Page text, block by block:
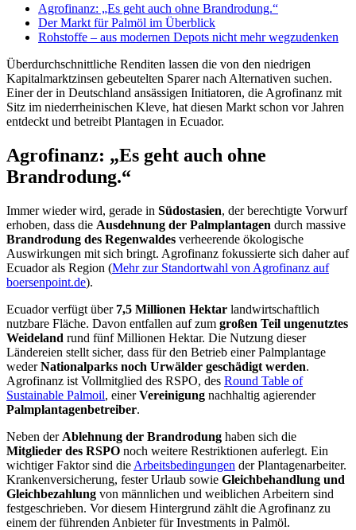
Agrofinanz: „Es geht auch ohne Brandrodung.“
Der Markt für Palmöl im Überblick
Rohstoffe – aus modernen Depots nicht mehr wegzudenken
Überdurchschnittliche Renditen lassen die von den niedrigen
Kapitalmarktzinsen gebeutelten Sparer nach Alternativen suchen.
Einer der in Deutschland ansässigen Initiatoren, die Agrofinanz mit
Sitz im niederrheinischen Kleve, hat diesen Markt schon vor Jahren
entdeckt und betreibt Plantagen in Ecuador.
Agrofinanz: „Es geht auch ohne
Brandrodung.“
Immer wieder wird, gerade in Südostasien, der berechtigte Vorwurf
erhoben, dass die Ausdehnung der Palmplantagen durch massive
Brandrodung des Regenwaldes verheerende ökologische
Auswirkungen mit sich bringt. Agrofinanz fokussierte sich daher auf
Ecuador als Region (Mehr zur Standortwahl von Agrofinanz auf
boersenpoint.de).
Ecuador verfügt über 7,5 Millionen Hektar landwirtschaftlich
nutzbare Fläche. Davon entfallen auf zum großen Teil ungenutztes
Weideland rund fünf Millionen Hektar. Die Nutzung dieser
Ländereien stellt sicher, dass für den Betrieb einer Palmplantage
wederNationalparks noch Urwälder geschädigt werden.
Agrofinanz ist Vollmitglied des RSPO, des Round Table of
Sustainable Palmoil, einerVereinigung nachhaltig agierender
Palmplantagenbetreiber.
Neben der Ablehnung der Brandrodung haben sich die
Mitglieder des RSPO noch weitere Restriktionen auferlegt. Ein
wichtiger Faktor sind die Arbeitsbedingungen der Plantagenarbeiter.
Krankenversicherung, fester Urlaub sowie Gleichbehandlung und
Gleichbezahlung von männlichen und weiblichen Arbeitern sind
festgeschrieben. Vor diesem Hintergrund zählt die Agrofinanz zu
einem der führenden Anbieter für Investments in Palmöl.